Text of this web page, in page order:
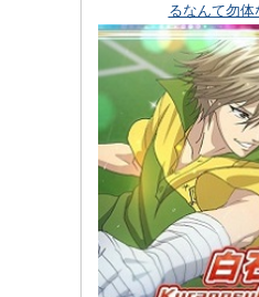
るなんて勿体